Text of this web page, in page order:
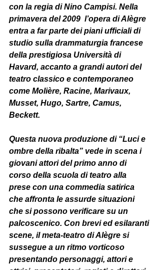
con la regia di Nino Campisi. Nella
primavera del 2009  l’opera di Alègre
entra a far parte dei piani ufficiali di
studio sulla drammaturgia francese
della prestigiosa Università di
Havard, accanto a grandi autori del
teatro classico e contemporaneo
come Molière, Racine, Marivaux,
Musset, Hugo, Sartre, Camus,
Beckett.
Questa nuova produzione di “Luci e
ombre della ribalta” vede in scena i
giovani attori del primo anno di
corso della scuola di teatro alla
prese con una commedia satirica
che affronta le assurde situazioni
che si possono verificare su un
palcoscenico. Con brevi ed esilaranti
scene, il meta-teatro di Alègre si
sussegue a un ritmo vorticoso
presentando personaggi, attori e